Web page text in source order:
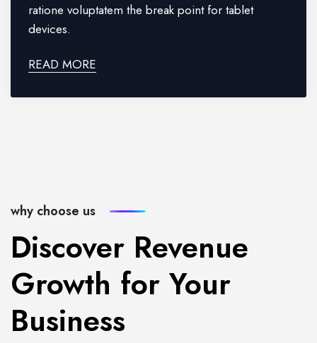
ratione voluptatem the break point for tablet
devices.
READ MORE
why choose us
Discover Revenue
Growth for Your
Business